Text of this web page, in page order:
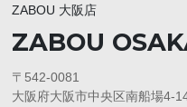
ZABOU 大阪店
ZABOU
〒542-0081
大阪府大阪市中央区南船場4-